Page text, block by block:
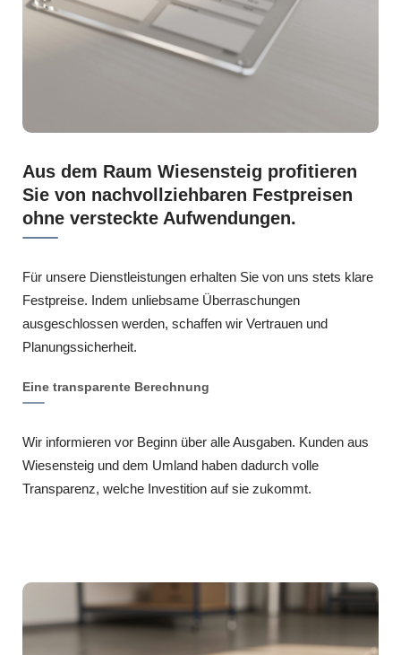
Aus dem Raum Wiesensteig profitieren
Sie von nachvollziehbaren Festpreisen
ohne versteckte Aufwendungen.
Für unsere Dienstleistungen erhalten Sie von uns stets klare
Festpreise. Indem unliebsame Überraschungen
ausgeschlossen werden, schaffen wir Vertrauen und
Planungssicherheit.
Eine transparente Berechnung
Wir informieren vor Beginn über alle Ausgaben. Kunden aus
Wiesensteig und dem Umland haben dadurch volle
Transparenz, welche Investition auf sie zukommt.